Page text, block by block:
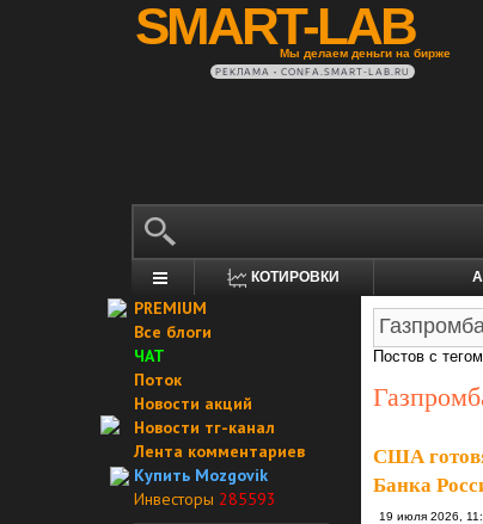
SMART-LAB
Мы делаем деньги на бирже
РЕКЛАМА • CONFA.SMART-LAB.RU
КОТИРОВКИ
PREMIUM
Все блоги
ЧАТ
Поток
Новости акций
Новости тг-канал
Лента комментариев
Купить Mozgovik
Инвесторы 285593
Постов с
США
Банка
19 июля 2026,